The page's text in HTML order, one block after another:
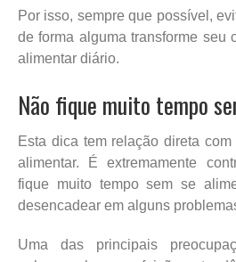
Por isso, sempre que possível,
de forma alguma transforme seu
alimentar diário.
Não fique muito tempo
Esta dica tem relação direta
alimentar. É extremamente
fique muito tempo sem se
desencadear em alguns
Uma das principais